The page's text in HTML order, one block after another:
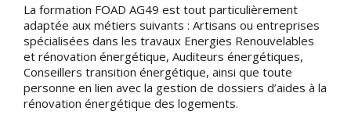
La formation FOAD AG49 est tout particulièrement
adaptée aux métiers suivants : Artisans ou entreprises
spécialisées dans les travaux Energies Renouvelables
et rénovation énergétique, Auditeurs énergétiques,
Conseillers transition énergétique, ainsi que toute
personne en lien avec la gestion de dossiers d’aides à la
rénovation énergétique des logements.